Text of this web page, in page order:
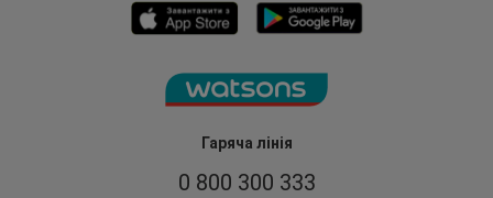
Гаряча лінія
0 800 300 333